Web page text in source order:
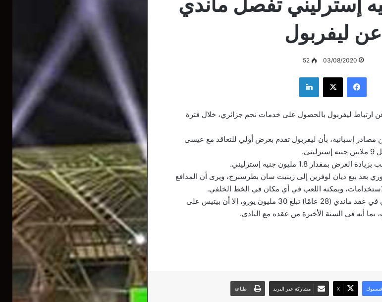
عن ليفربول
03/08/2020
52
فيسبوك ‫X لينكدإن
ارتباط ليفربول بالحصول على خدمات نجم جزائري، خلال فترة
مصادر إسبانية، بأن ليفربول تقدم بعرض أولي للتعاقد مع عيسى
1.8 مليون جنيه إسترليني.
بعد بيع ديان لوفرين إلى زينيت سان بطرسبرج، ويرى أن المدافع
الاستخدامات، ويمكنه اللعب في أي مكان في الخط الخلفي.
وأكدت الصحيفة أن قيمة الشرط الجزائي في عقد ماندي (28 عامًا) تبلغ 30 مليون يورو، إلا أن بيتيس على
أنه في السنة الأخيرة من عقده مع النادي.
فيسبوك ‫X مشاركة عبر البريد طباعة